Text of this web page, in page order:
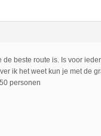
de beste route is. Is voor
ik het weet kun je met de
personen